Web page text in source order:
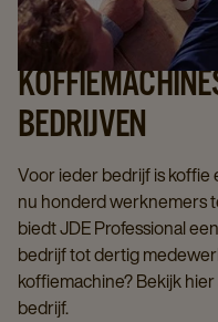
BEDRIJVEN
Voor ieder bedrijf is
nu honderd werknemers
biedt JDE Professional
bedrijf tot dertig
koffiemachine? Bekijk
bedrijf.